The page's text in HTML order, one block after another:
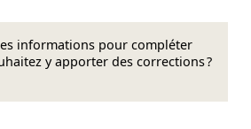
informations pour compléter
y apporter des corrections ?